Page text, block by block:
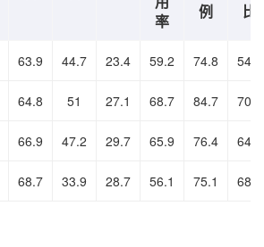
率
例
比
63.9 44.7 23.4 59.2 74.8 54.9
64.8 51 27.1 68.7 84.7 70.2
66.9 47.2 29.7 65.9 76.4 64.8
68.7 33.9 28.7 56.1 75.1 68.4